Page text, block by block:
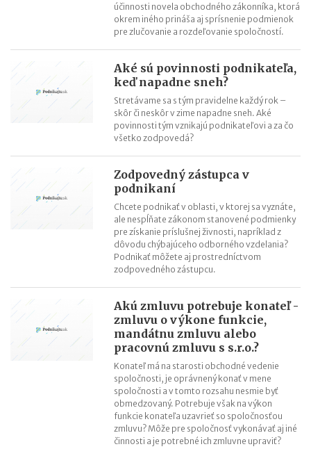
účinnosti novela obchodného zákonníka, ktorá
okrem iného prináša aj sprísnenie podmienok
pre zlučovanie a rozdeľovanie spoločností.
Aké sú povinnosti podnikateľa,
keď napadne sneh?
Stretávame sa s tým pravidelne každý rok –
skôr či neskôr v zime napadne sneh. Aké
povinnosti tým vznikajú podnikateľovi a za čo
všetko zodpovedá?
Zodpovedný zástupca v
podnikaní
Chcete podnikať v oblasti, v ktorej sa vyznáte,
ale nespĺňate zákonom stanovené podmienky
pre získanie príslušnej živnosti, napríklad z
dôvodu chýbajúceho odborného vzdelania?
Podnikať môžete aj prostredníctvom
zodpovedného zástupcu.
Akú zmluvu potrebuje konateľ -
zmluvu o výkone funkcie,
mandátnu zmluvu alebo
pracovnú zmluvu s s.r.o.?
Konateľ má na starosti obchodné vedenie
spoločnosti, je oprávnený konať v mene
spoločnosti a v tomto rozsahu nesmie byť
obmedzovaný. Potrebuje však na výkon
funkcie konateľa uzavrieť so spoločnosťou
zmluvu? Môže pre spoločnosť vykonávať aj iné
činnosti a je potrebné ich zmluvne upraviť?